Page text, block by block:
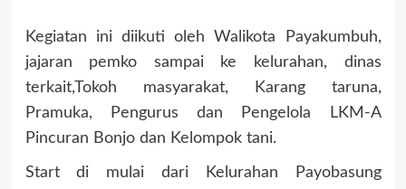
Kegiatan ini diikuti oleh Walikota Payakumbuh,
jajaran pemko sampai ke kelurahan, dinas
terkait,Tokoh masyarakat, Karang taruna,
Pramuka, Pengurus dan Pengelola LKM-A
Pincuran Bonjo dan Kelompok tani.
Start di mulai dari Kelurahan Payobasung